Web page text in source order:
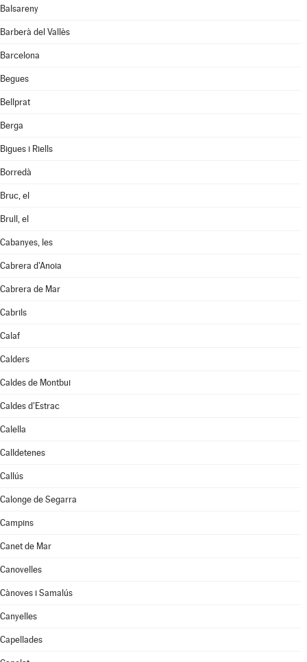
Balsareny
Barberà del Vallès
Barcelona
Begues
Bellprat
Berga
Bigues i Riells
Borredà
Bruc, el
Brull, el
Cabanyes, les
Cabrera d'Anoia
Cabrera de Mar
Cabrils
Calaf
Calders
Caldes de Montbui
Caldes d'Estrac
Calella
Calldetenes
Callús
Calonge de Segarra
Campins
Canet de Mar
Canovelles
Cànoves i Samalús
Canyelles
Capellades